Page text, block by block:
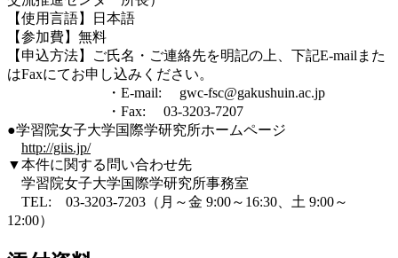
【使用言語】日本語
【参加費】無料
【申込方法】ご氏名・ご連絡先を明記の上、下記E-mailまた
はFaxにてお申し込みください。
・E-mail: gwc-fsc@gakushuin.ac.jp
・Fax: 03-3203-7207
●学習院女子大学国際学研究所ホームページ
http://giis.jp/
▼本件に関する問い合わせ先
学習院女子大学国際学研究所事務室
TEL: 03-3203-7203（月～金 9:00～16:30、土 9:00～
12:00）